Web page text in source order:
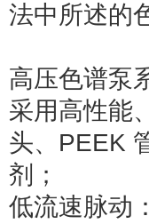
法中所述的
高压色谱泵
采用高性能
头、PEEK
剂；
低流速脉动